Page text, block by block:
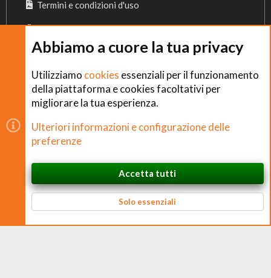
Termini e condizioni d'uso
Privacy Policy
Cookies
Copyright © CHEFS.0 Training S.R.L. 2018 − 2026
È vietata la riproduzione non autorizzata di contenuti e
CHEFS.0 Training S.R.L. – Via Ferruccio Ferrari, 2 – 42124 Reggio nell’Emilia
P. IVA 02938170350 – CF e N. Iscrizione Registro Imprese 02938170350 –
REA RE 326384 – Cap. Soc. € 10.000 i.v.
In cima Basso
Abbiamo a cuore la tua privacy
Utilizziamo cookies essenziali per il funzionamento
della piattaforma e cookies facoltativi per
migliorare la tua esperienza.
Ulteriori informazioni e configurazione delle
preferenze
Accetta tutti
Solo essenziali